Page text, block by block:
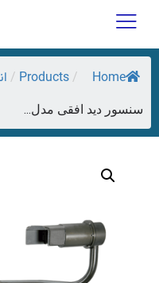
Home
/
Products
/
سنسور دید افقی مدل...